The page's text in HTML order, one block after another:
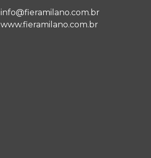
info@fieramilano.com.br
www.fieramilano.com.br